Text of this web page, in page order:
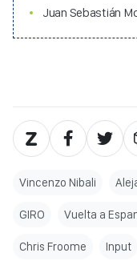
Juan Sebastián
Vincenzo Nibali
GIRO Vuelta a
Chris Froome Input